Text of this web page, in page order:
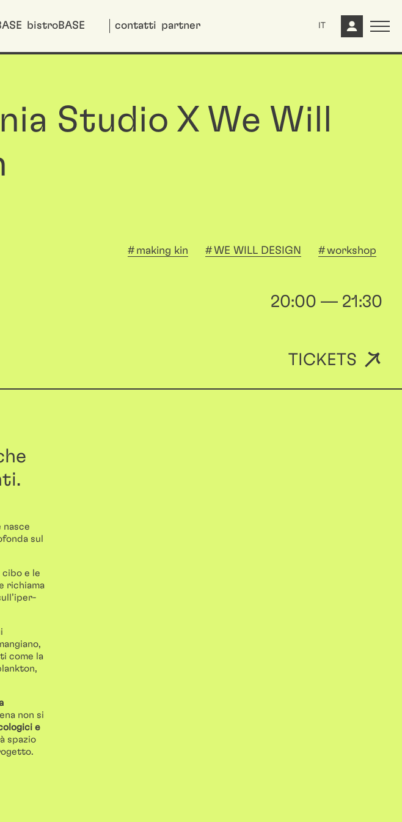
bistroBASE contatti partner IT
Studio X We Will
making kin WE WILL DESIGN workshop
20:00 — 21:30
TICKETS
nasce
sul
e le
richiama
come la
non si
e
spazio